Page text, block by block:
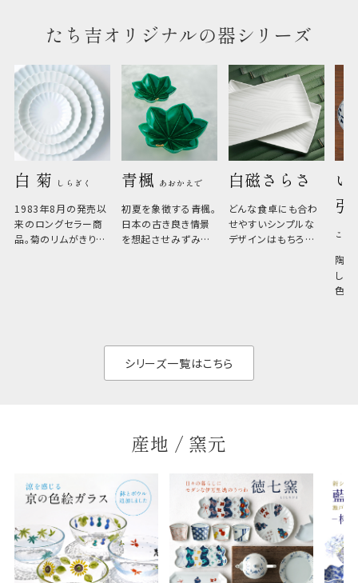
たち吉オリジナルの器シリーズ
白 菊 しらぎく
1983年8月の発売以
来のロングセラー商
品。菊のリムがきりっ
青楓 あおかえで
初夏を象徴する青楓。
日本の古き良き情景
を想起させみずみず
白磁さらさ
どんな食卓にも合わ
せやすいシンプルな
デザインはもちろん、
い
こひ
陶器
しい
色の
シリーズ一覧はこちら
産地 / 窯元